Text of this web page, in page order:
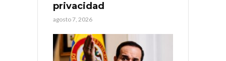
privacidad
agosto 7, 2026